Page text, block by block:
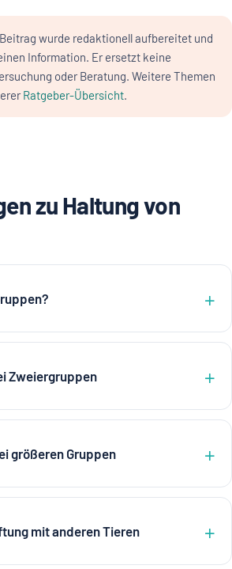
wurde redaktionell aufbereitet und
Information. Er ersetzt keine
oder Beratung. Weitere Themen
Ratgeber-Übersicht.
zu Haltung von
Zweiergruppen
größeren Gruppen
mit anderen Tieren